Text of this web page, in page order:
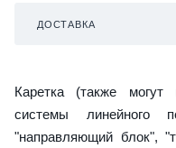
ДОСТАВКА
Каретка (также могут
системы линейного
"направляющий блок",